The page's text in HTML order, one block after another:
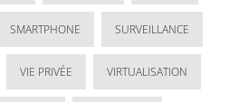
SMARTPHONE SURVEILLANCE
VIE PRIVÉE VIRTUALISATION